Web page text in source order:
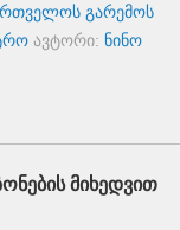
გარემოს
ავტორი: ნინო
მიხედვით